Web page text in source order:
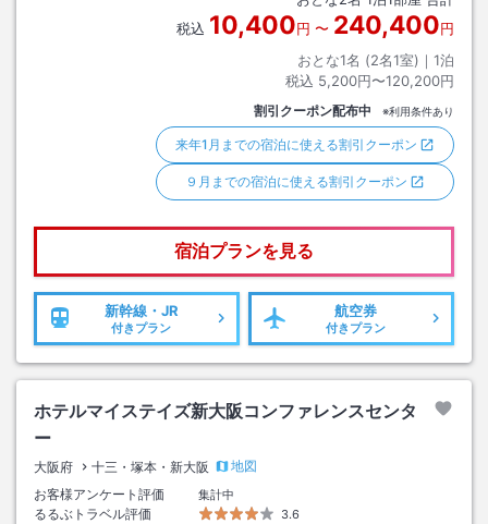
税込 10,400円 〜 240,400円
おとな1名 (2名1室)｜ 1泊
税込 5,200円〜120,200円
割引クーポン配布中 ※利用条件あり
来年1月までの宿泊に使える割引クーポン
９月までの宿泊に使える割引クーポン
宿泊プランを見る
新幹線・JR
付きプラン
航空券
付きプラン
ホテルマイステイズ新大阪コンファレンスセンタ
ー
大阪府 十三・塚本・新大阪
地図
お客様アンケート評価
集計中
るるぶトラベル評価
3.6